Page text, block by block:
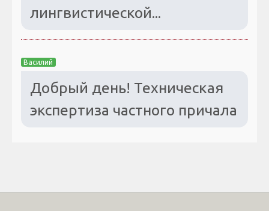
лингвистической...
Василий
Добрый день! Техническая
экспертиза частного причала